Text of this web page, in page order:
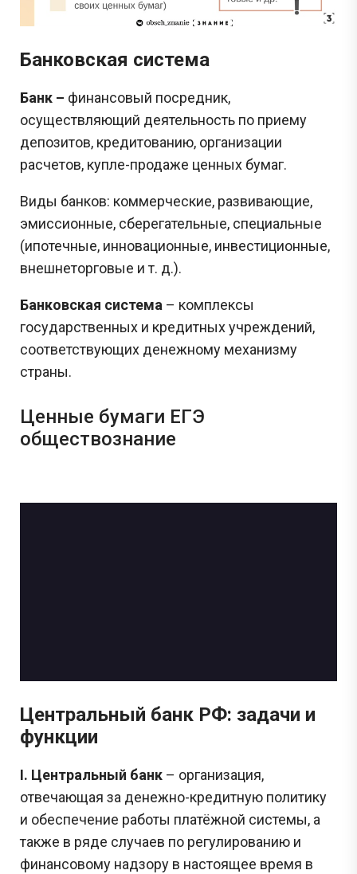
Банковская система
Банк – финансовый посредник,
осуществляющий деятельность по приему
депозитов, кредитованию, организации
расчетов, купле-продаже ценных бумаг.
Виды банков: коммерческие, развивающие,
эмиссионные, сберегательные, специальные
(ипотечные, инновационные, инвестиционные,
внешнеторговые и т. д.).
Банковская система – комплексы
государственных и кредитных учреждений,
соответствующих денежному механизму
страны.
Ценные бумаги ЕГЭ
обществознание
Центральный банк РФ: задачи и
функции
I. Центральный банк – организация,
отвечающая за денежно-кредитную политику
и обеспечение работы платёжной системы, а
также в ряде случаев по регулированию и
финансовому надзору в настоящее время в